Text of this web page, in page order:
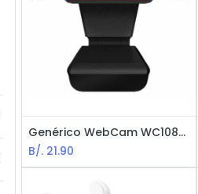
Genérico WebCam WC1080 / HD / USB / Negro (720p y 1080p Disponibles)
B/. 21.90